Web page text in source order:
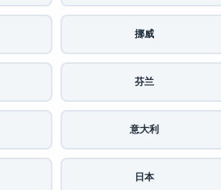
挪威
芬兰
意大利
日本